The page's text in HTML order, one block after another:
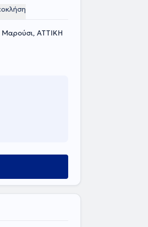
Μαρούσι, ΑΤΤΙΚΗ